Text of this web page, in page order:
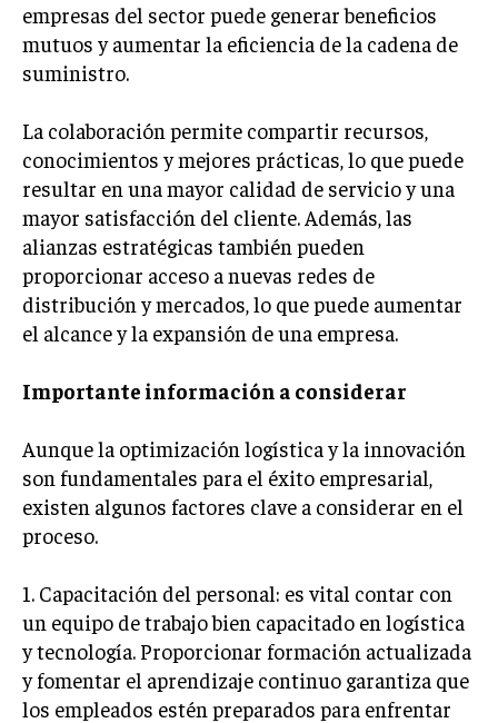
TECNOLOGIA
SOSTENIBILIDAD Y MEDIO AMBIENTE
GESTIÓN DE LA INNOVACIÓN TECNOLÓGICA
TRANSFORMACIÓN DIGITAL
ANALÍTICA EMPRESARIAL Y BUSINESS
INTELLIGENCE
CIBERSEGURIDAD EMPRESARIAL
ESTRATEGIA
EMPRESAS FAMILIARES Y SUCESIÓN
GESTIÓN DEL RIESGO EMPRESARIAL
NEGOCIACIÓN Y RESOLUCIÓN DE CONFLICTOS
ÉXITO EMPRESARIAL Y CASOS DE ESTUDIO
GOBIERNO CORPORATIVO
ESTRATEGIAS DE NEGOCIOS
MARKETING B2B
MARKETING B2C
FRANQUICIAS
empresas del sector puede generar beneficios
mutuos y aumentar la eficiencia de la cadena de
suministro.
La colaboración permite compartir recursos,
conocimientos y mejores prácticas, lo que puede
resultar en una mayor calidad de servicio y una
mayor satisfacción del cliente. Además, las
alianzas estratégicas también pueden
proporcionar acceso a nuevas redes de
distribución y mercados, lo que puede aumentar
el alcance y la expansión de una empresa.
Importante información a considerar
Aunque la optimización logística y la innovación
son fundamentales para el éxito empresarial,
existen algunos factores clave a considerar en el
proceso.
1. Capacitación del personal: es vital contar con
un equipo de trabajo bien capacitado en logística
y tecnología. Proporcionar formación actualizada
y fomentar el aprendizaje continuo garantiza que
los empleados estén preparados para enfrentar